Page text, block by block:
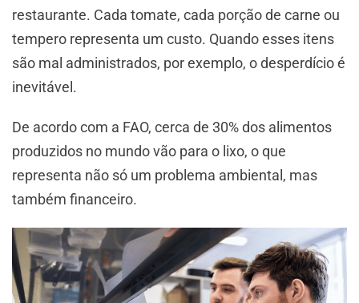
restaurante. Cada tomate, cada porção de carne ou
tempero representa um custo. Quando esses itens
são mal administrados, por exemplo, o desperdício é
inevitável.
De acordo com a FAO, cerca de 30% dos alimentos
produzidos no mundo vão para o lixo, o que
representa não só um problema ambiental, mas
também financeiro.